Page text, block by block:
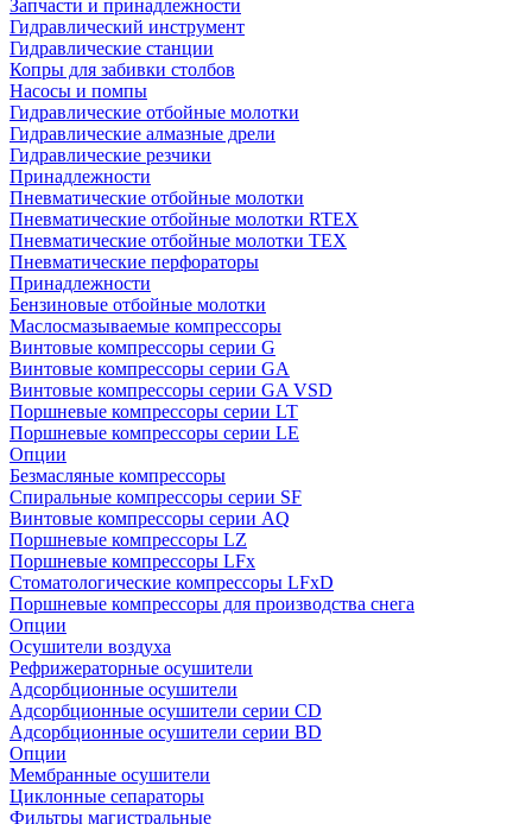
Запчасти и принадлежности
Гидравлический инструмент
Гидравлические станции
Копры для забивки столбов
Насосы и помпы
Гидравлические отбойные молотки
Гидравлические алмазные дрели
Гидравлические резчики
Принадлежности
Пневматические отбойные молотки
Пневматические отбойные молотки RTEX
Пневматические отбойные молотки TEX
Пневматические перфораторы
Принадлежности
Бензиновые отбойные молотки
Маслосмазываемые компрессоры
Винтовые компрессоры серии G
Винтовые компрессоры cерии GA
Винтовые компрессоры cерии GA VSD
Поршневые компрессоры серии LT
Поршневые компрессоры серии LE
Опции
Безмасляные компрессоры
Спиральные компрессоры серии SF
Винтовые компрессоры серии AQ
Поршневые компрессоры LZ
Поршневые компрессоры LFx
Стоматологические компрессоры LFxD
Поршневые компрессоры для производства снега
Опции
Осушители воздуха
Рефрижераторные осушители
Адсорбционные осушители
Адсорбционные осушители серии CD
Адсорбционные осушители серии BD
Опции
Мембранные осушители
Циклонные сепараторы
Фильтры магистральные